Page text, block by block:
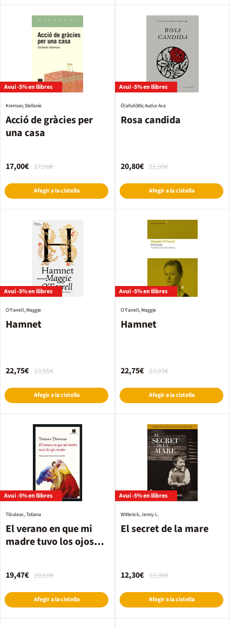
Avui -5% en llibres
Acció de gràcies per
una casa
Kremser, Stefanie
17,90€
17,00€
Afegir a la cistella
Avui -5% en llibres
Rosa candida
Ólafsdóttir, Audur Ava
21,90€
20,80€
Afegir a la cistella
Avui -5% en llibres
Hamnet
O'Farrell, Maggie
23,95€
22,75€
Afegir a la cistella
Avui -5% en llibres
Hamnet
O'Farrell, Maggie
23,95€
22,75€
Afegir a la cistella
Avui -5% en llibres
El verano en que mi
madre tuvo los ojos
Tibuleac, Tatiana
20,50€
19,47€
Afegir a la cistella
Avui -5% en llibres
El secret de la mare
Witterick, Jenny L.
12,95€
12,30€
Afegir a la cistella